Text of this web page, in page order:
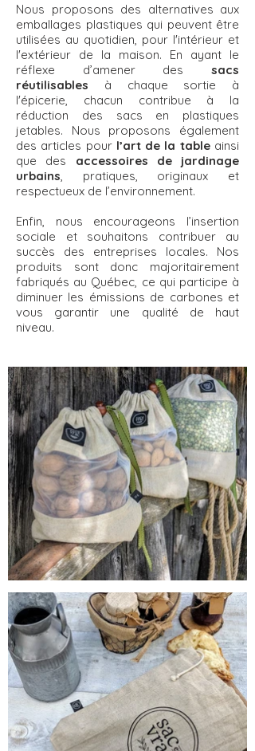
Nous proposons des alternatives aux
emballages plastiques qui peuvent être
utilisées au quotidien, pour l'intérieur et
l'extérieur de la maison. En ayant le
réflexe d’amener des sacs
réutilisables à chaque sortie à
l'épicerie, chacun contribue à la
réduction des sacs en plastiques
jetables. Nous proposons également
des articles pour l’art de la tableainsi
que des accessoires de jardinage
urbains , pratiques, originaux et
respectueux de l’environnement.
Enfin, nous encourageons l’insertion
sociale et souhaitons contribuer au
succès des entreprises locales. Nos
produits sont donc majoritairement
fabriqués au Québec, ce qui participe à
diminuer les émissions de carbones et
vous garantir une qualité de haut
niveau.